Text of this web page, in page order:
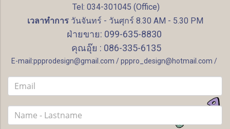
Tel: 034-301045 (Office)
เวลาทำการวันจันทร์ - วันศุกร์ 8.30 AM - 5.30 PM
ฝ่ายขาย: 099-635-8830
คุณอุ๊ย : 086-335-6135
E-mail:ppprodesign@gmail.com / pppro_design@hotmail.com /